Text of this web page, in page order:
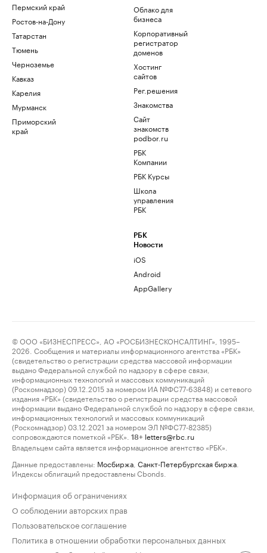
Пермский край
Ростов-на-Дону
Татарстан
Тюмень
Черноземье
Кавказ
Карелия
Мурманск
Приморский
край
Облако для
бизнеса
Корпоративный
регистратор
доменов
Хостинг
сайтов
Рег.решения
Знакомства
Сайт
знакомств
podbor.ru
РБК
Компании
РБК Курсы
Школа
управления
РБК
РБК
Новости
iOS
Android
AppGallery
© ООО «БИЗНЕСПРЕСС», АО «РОСБИЗНЕСКОНСАЛТИНГ», 1995–
2026. Сообщения и материалы информационного агентства «РБК»
(свидетельство о регистрации средства массовой информации
выдано Федеральной службой по надзору в сфере связи,
информационных технологий и массовых коммуникаций
(Роскомнадзор) 09.12.2015 за номером ИА №ФС77-63848) и сетевого
издания «РБК» (свидетельство о регистрации средства массовой
информации выдано Федеральной службой по надзору в сфере связи,
информационных технологий и массовых коммуникаций
(Роскомнадзор) 03.12.2021 за номером ЭЛ №ФС77-82385)
сопровождаются пометкой «РБК».
18+ letters@rbc.ru
Владельцем сайта является информационное агентство «РБК».
Данные предоставлены: Мосбиржа Санкт-Петербургская биржа
Индексы облигаций предоставлены Cbonds.
Информация об ограничениях
О соблюдении авторских прав
Пользовательское соглашение
Политика в отношении обработки персональных данных